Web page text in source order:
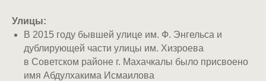
Улицы:
В 2015 году бывшей улице им. Ф. Энгельса и
дублирующей части улицы им. Хизроева
в Советском районе г. Махачкалы было присвоено
имя Абдулхакима Исмаилова